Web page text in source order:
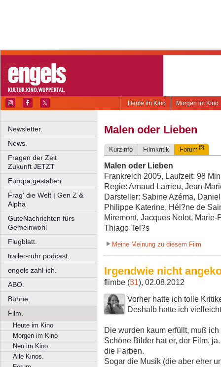
Morgen im Kino
Heute im Kino
Newsletter.
News.
Fragen der Zeit
Zukunft JETZT
Europa gestalten
Frag' die Welt | Gen Z &
Alpha
GuteNachrichten fürs
Gemeinwohl
Flugblatt.
trailer-ruhr podcast.
engels zahl-ich.
ABO.
Bühne.
Film.
Heute im Kino
Morgen im Kino
Neu im Kino
Alle Kinos.
Malen oder Lieben
Kurzinfo Filmkritik Forum (5)
Malen oder Lieben
Frankreich 2005, Laufzeit: 98
Regie: Arnaud Larrieu, Jean-
Darsteller: Sabine Azéma,
Philippe Katerine, Hél?ne de
Miremont, Jacques Nolot,
Thiago Tel?s
Meine Meinung zu diesem Film
Irgendwie nicht
flimbe (31), 02.08.2012
Vorher hatte ich tolle
Deshalb hatte ich
Die wurden kaum erfüllt, muß ich
Schöne Bilder hat er, der Film,
die Farben.
Sogar die Musik (die aber eher